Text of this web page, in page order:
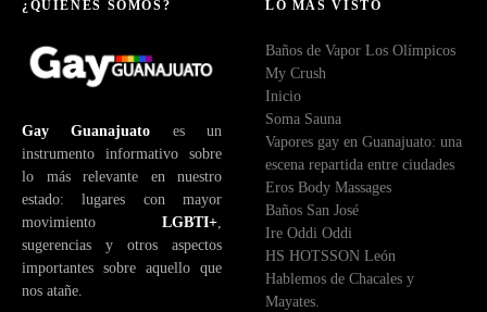
¿QUIÉNES SOMOS?
Gay Guanajuato es un
instrumento informativo sobre
lo más relevante en nuestro
estado: lugares con mayor
movimiento LGBTI+
sugerencias y otros aspectos
importantes sobre aquello que
nos atañe.
LO MÁS VISTO
Baños de Vapor Los Olímpicos
My Crush
Inicio
Soma Sauna
Vapores gay en Guanajuato: una
escena repartida entre ciudades
Eros Body Massages
Baños San José
Ire Oddi Oddi
HS HOTSSON León
Hablemos de Chacales y
Mayates.